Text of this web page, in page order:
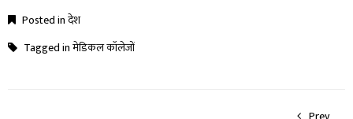
Posted inदेश
Tagged inमेडिकल कॉलेजों